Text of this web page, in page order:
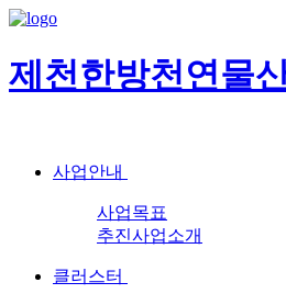
제천한방천연물
사업안내
사업목표
추진사업소개
클러스터